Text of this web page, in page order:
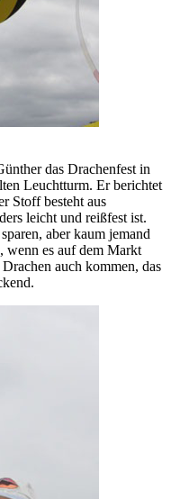
das Drachenfest in
Leuchtturm. Er berichtet
Stoff besteht aus
leicht und reißfest ist.
aber kaum jemand
wenn es auf dem Markt
auch kommen, das